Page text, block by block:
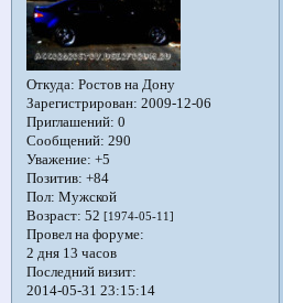
Откуда: Ростов на Дону
Зарегистрирован: 2009-12-06
Приглашений: 0
Сообщений: 290
Уважение: +5
Позитив: +84
Пол: Мужской
Возраст: 52 [1974-05-11]
Провел на форуме:
2 дня 13 часов
Последний визит:
2014-05-31 23:15:14